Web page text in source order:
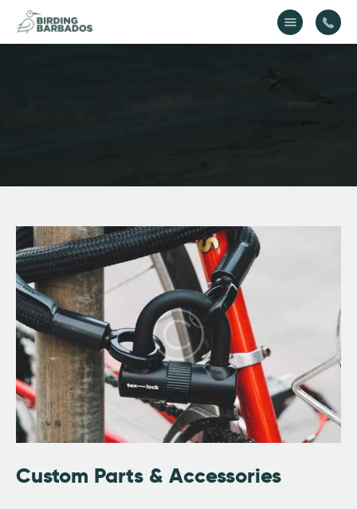
Custom Parts & Accessories